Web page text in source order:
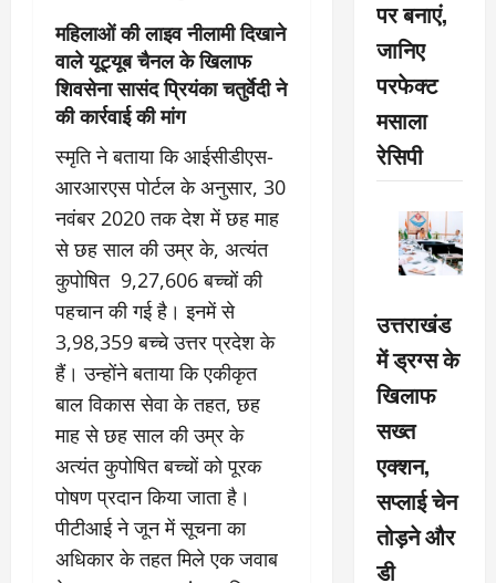
महिलाओं की लाइव नीलामी दिखाने
वाले यूट्यूब चैनल के खिलाफ
शिवसेना सासंद प्रियंका चतुर्वेदी ने
की कार्रवाई की मांग
स्मृति ने बताया कि आईसीडीएस-
आरआरएस पोर्टल के अनुसार, 30
नवंबर 2020 तक देश में छह माह
से छह साल की उम्र के, अत्यंत
कुपोषित 9,27,606 बच्चों की
पहचान की गई है। इनमें से
3,98,359 बच्चे उत्तर प्रदेश के
हैं। उन्होंने बताया कि एकीकृत
बाल विकास सेवा के तहत, छह
माह से छह साल की उम्र के
अत्यंत कुपोषित बच्चों को पूरक
पोषण प्रदान किया जाता है।
पीटीआई ने जून में सूचना का
अधिकार के तहत मिले एक जवाब
पर बनाएं,
जानिए
परफेक्ट
मसाला
रेसिपी
उत्तराखंड
में ड्रग्स के
खिलाफ
सख्त
एक्शन,
सप्लाई चेन
तोड़ने और
डी